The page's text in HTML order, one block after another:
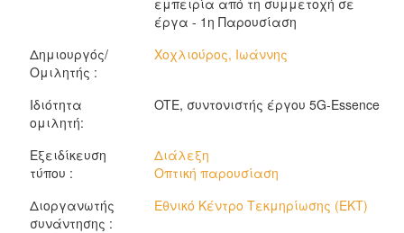
εμπειρία από τη συμμετοχή σε
έργα - 1η Παρουσίαση
Δημιουργός/
Ομιλητής :
Χοχλιούρος, Ιωάννης
Ιδιότητα
ομιλητή:
OTE, συντονιστής έργου 5G-Essence
Εξειδίκευση
τύπου :
Διάλεξη
Οπτική παρουσίαση
Διοργανωτής
συνάντησης :
Εθνικό Κέντρο Τεκμηρίωσης (EKT)